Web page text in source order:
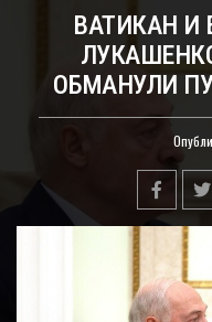
ВАТИКАН И
ОБМАНУЛИ